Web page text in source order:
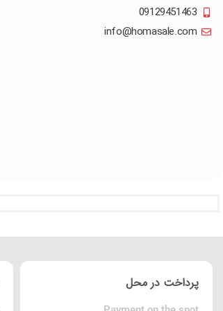
09129451463
info@homasale.com
پرداخت در محل